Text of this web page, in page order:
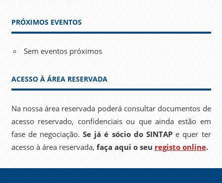
PRÓXIMOS EVENTOS
Sem eventos próximos
ACESSO À ÁREA RESERVADA
Na nossa área reservada poderá consultar documentos de
acesso reservado, confidenciais ou que ainda estão em
fase de negociação.Se já é sócio do SINTAPe quer ter
acesso à área reservada, faça aqui o seu registo online.